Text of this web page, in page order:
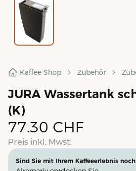
Kaffee Shop Zubehör
JURA Wassertank
(K)
77.30 CHF
Preis inkl. Mwst.
Sind Sie mit Ihrem Kaffeeerlebnis